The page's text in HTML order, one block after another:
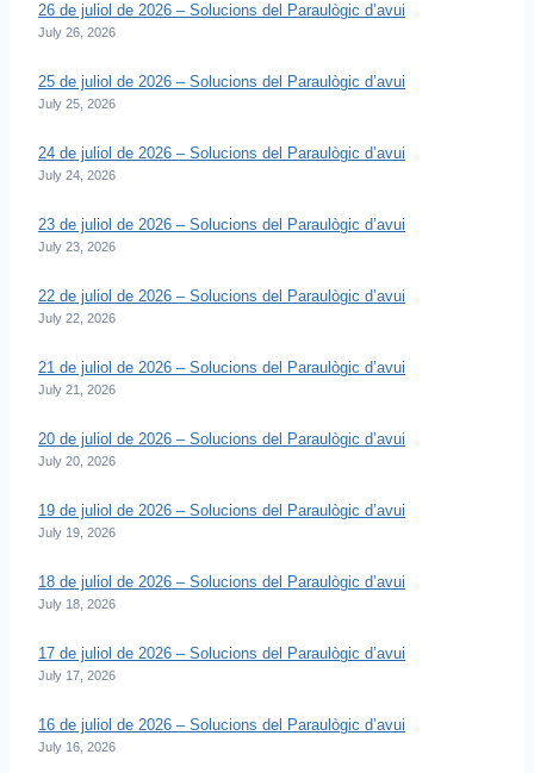
26 de juliol de 2026 – Solucions del Paraulògic d’avui
July 26, 2026
25 de juliol de 2026 – Solucions del Paraulògic d’avui
July 25, 2026
24 de juliol de 2026 – Solucions del Paraulògic d’avui
July 24, 2026
23 de juliol de 2026 – Solucions del Paraulògic d’avui
July 23, 2026
22 de juliol de 2026 – Solucions del Paraulògic d’avui
July 22, 2026
21 de juliol de 2026 – Solucions del Paraulògic d’avui
July 21, 2026
20 de juliol de 2026 – Solucions del Paraulògic d’avui
July 20, 2026
19 de juliol de 2026 – Solucions del Paraulògic d’avui
July 19, 2026
18 de juliol de 2026 – Solucions del Paraulògic d’avui
July 18, 2026
17 de juliol de 2026 – Solucions del Paraulògic d’avui
July 17, 2026
16 de juliol de 2026 – Solucions del Paraulògic d’avui
July 16, 2026